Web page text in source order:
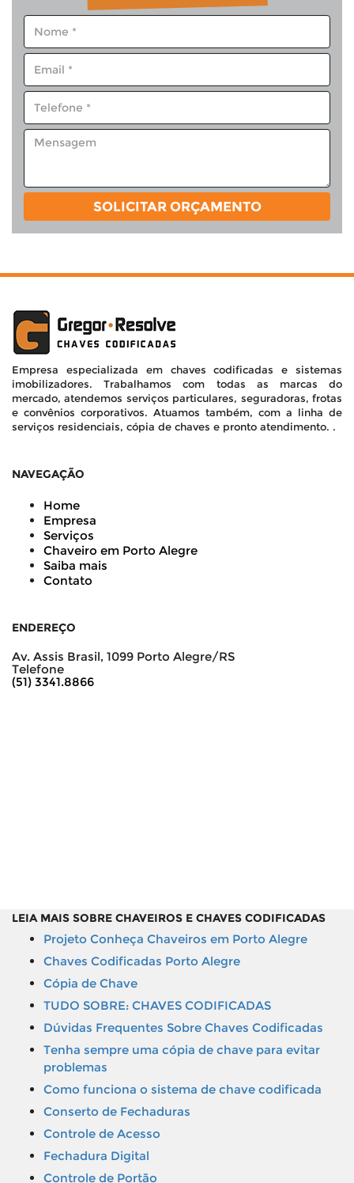
SOLICITAR ORÇAMENTO
Empresa especializada em chaves codificadas e sistemas
imobilizadores. Trabalhamos com todas as marcas do
mercado, atendemos serviços particulares, seguradoras, frotas
e convênios corporativos. Atuamos também, com a linha de
serviços residenciais, cópia de chaves e pronto atendimento. .
NAVEGAÇÃO
Home
Empresa
Serviços
Chaveiro em Porto Alegre
Saiba mais
Contato
ENDEREÇO
Av. Assis Brasil, 1099 Porto Alegre/RS
Telefone
(51) 3341.8866
LEIA MAIS SOBRE CHAVEIROS E CHAVES CODIFICADAS
Projeto Conheça Chaveiros em Porto Alegre
Chaves Codificadas Porto Alegre
Cópia de Chave
TUDO SOBRE: CHAVES CODIFICADAS
Dúvidas Frequentes Sobre Chaves Codificadas
Tenha sempre uma cópia de chave para evitar
problemas
Como funciona o sistema de chave codificada
Conserto de Fechaduras
Controle de Acesso
Fechadura Digital
Controle de Portão